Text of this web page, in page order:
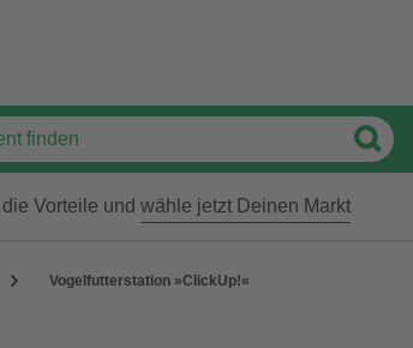
Vorteile und wähle jetzt Deinen Markt
Vogelfutterstation »ClickUp!«